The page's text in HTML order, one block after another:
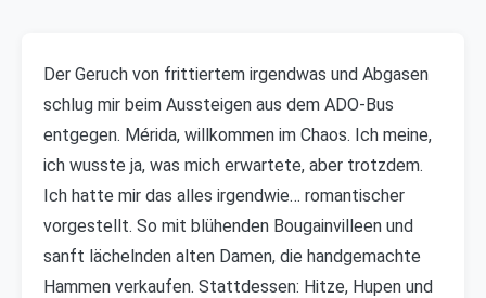
Der Geruch von frittiertem irgendwas und Abgasen
schlug mir beim Aussteigen aus dem ADO-Bus
entgegen. Mérida, willkommen im Chaos. Ich meine,
ich wusste ja, was mich erwartete, aber trotzdem.
Ich hatte mir das alles irgendwie… romantischer
vorgestellt. So mit blühenden Bougainvilleen und
sanft lächelnden alten Damen, die handgemachte
Hammen verkaufen. Stattdessen: Hitze, Hupen und